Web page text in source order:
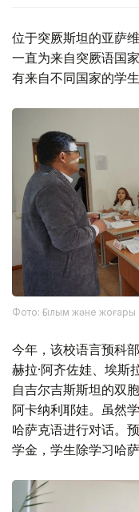
位于突厥斯坦的亚萨
一直为来自突厥语国
有来自不同国家的学
Фото: Ғылым және жоғары
今年，该校语言预科
赫拉·阿齐佐娃、埃斯
自吉尔吉斯斯坦的双
阿卡纳利耶娃。虽然
哈萨克语进行对话。
学金，学生除学习哈